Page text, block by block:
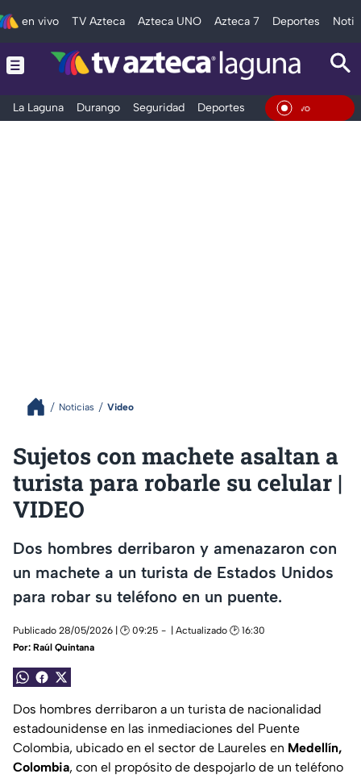
en vivo TV Azteca Azteca UNO Azteca 7 Deportes
La Laguna Durango Seguridad Deportes EntretenimientoEn
Noticias Video
Sujetos con machete asaltan a
turista para robarle su celular |
VIDEO
Dos hombres derribaron y amenazaron con
un machete a un turista de Estados Unidos
para robar su teléfono en un puente.
Publicado 28/05/2026 | 🕑 09:25
| Actualizado 🕑 16:30
Por: Raúl Quintana
Dos hombres derribaron a un turista de nacionalidad
estadounidense en las inmediaciones del Puente
Colombia, ubicado en el sector de Laureles en Medellín,
Colombia, con el propósito de despojarlo de un teléfono